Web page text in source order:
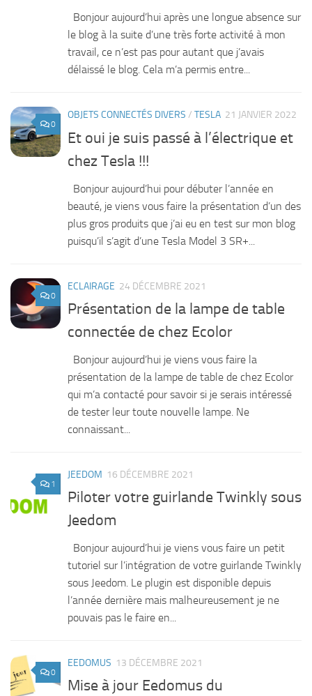
Bonjour aujourd’hui après une longue absence sur
le blog à la suite d’une très forte activité à mon
travail, ce n’est pas pour autant que j’avais
délaissé le blog. Cela m’a permis entre...
0
OBJETS CONNECTÉS DIVERS / TESLA 21 JANVIER 2022
Et oui je suis passé à l’électrique et
chez Tesla !!!
Bonjour aujourd’hui pour débuter l’année en
beauté, je viens vous faire la présentation d’un des
plus gros produits que j’ai eu en test sur mon blog
puisqu’il s’agit d’une Tesla Model 3 SR+...
0
ECLAIRAGE 24 DÉCEMBRE 2021
Présentation de la lampe de table
connectée de chez Ecolor
Bonjour aujourd’hui je viens vous faire la
présentation de la lampe de table de chez Ecolor
qui m’a contacté pour savoir si je serais intéressé
de tester leur toute nouvelle lampe. Ne
connaissant...
1
JEEDOM 16 DÉCEMBRE 2021
Piloter votre guirlande Twinkly sous
Jeedom
Bonjour aujourd’hui je viens vous faire un petit
tutoriel sur l’intégration de votre guirlande Twinkly
sous Jeedom. Le plugin est disponible depuis
l’année dernière mais malheureusement je ne
pouvais pas le faire en...
0
EEDOMUS 13 DÉCEMBRE 2021
Mise à jour Eedomus du